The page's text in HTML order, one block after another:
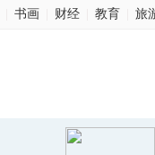
书画 财经 教育 旅